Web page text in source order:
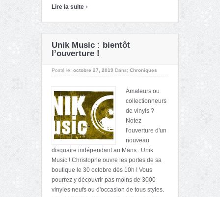
Lire la suite ›
Unik Music : bientôt
l’ouverture !
Posté le: octobre 27, 2019 Dans: Chroniques
Amateurs ou
collectionneurs
de vinyls ?
Notez
l'ouverture d'un
nouveau
disquaire indépendant au Mans : Unik
Music ! Christophe ouvre les portes de sa
boutique le 30 octobre dès 10h ! Vous
pourrez y découvrir pas moins de 3000
vinyles neufs ou d'occasion de tous styles.